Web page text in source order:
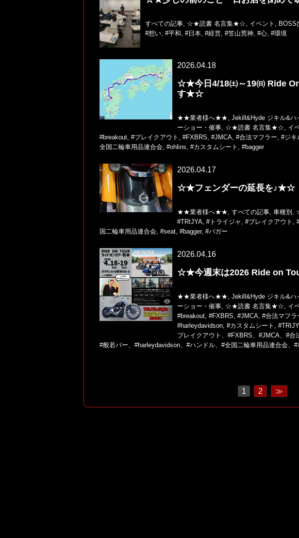
すべての記事, ☆★読書 名言集★☆, イベント , BOSS
#想い, #平和, #日本, #経営, #笠山荒神, #心, #環境
2026.04.18
☆★今日4/18㈯～19㈰ Ride
す★☆
★★業者様へ★★, Jekill&Hyde ジキル&ハ
ーショー・催事, ☆★読書 名言集★☆, イ
#breakout, #ブレイクアウト , #FXBRS, #JMCA, #合法マフラー, #ジキ
全国二輪車用品連合会, #ohlins, #カスタムシート , #bagger
2026.04.17
☆★フェンダーの延長を♪★☆
★★業者様へ★★, すべての記事, 車種別 ,
#TRIJYA, #トライジャ , #ブレイクアウト ,
国二輪車用品連合会, #seat, #bagger, #バガー
2026.04.16
☆★今週末は2026 Ride on
★★業者様へ★★, Jekill&Hyde ジキル&ハ
ーショー・催事, ☆★読書 名言集★☆, イ
#breakout, #FXBRS, #JMCA, #合法マフラ
#harleydavidson, #カスタムシート ,
ブレイクアウト、#FXBRS、#JMCA、#合
#般若バー、#harleydavidson、#ハンドル、#全国二輪車用品連合会、
1 2 ≫